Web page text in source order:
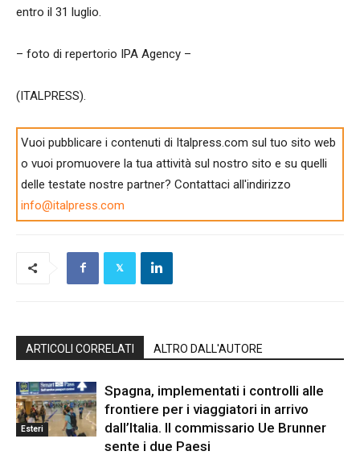
entro il 31 luglio.
– foto di repertorio IPA Agency –
(ITALPRESS).
Vuoi pubblicare i contenuti di Italpress.com sul tuo sito web
o vuoi promuovere la tua attività sul nostro sito e su quelli
delle testate nostre partner? Contattaci all'indirizzo
info@italpress.com
ARTICOLI CORRELATI ALTRO DALL'AUTORE
Esteri
Spagna, implementati i controlli alle
frontiere per i viaggiatori in arrivo
dall’Italia. Il commissario Ue Brunner
sente i due Paesi